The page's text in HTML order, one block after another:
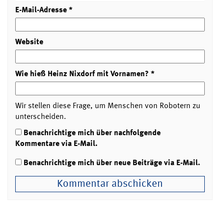
E-Mail-Adresse*
Website
Wie hieß Heinz Nixdorf mit Vornamen? *
Wir stellen diese Frage, um Menschen von Robotern zu
unterscheiden.
Benachrichtige mich über nachfolgende
Kommentare via E-Mail.
Benachrichtige mich über neue Beiträge via E-Mail.